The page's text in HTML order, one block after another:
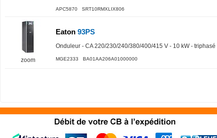
APC5870 SRT10RMXLIX806
zoom
Eaton 93PS
Onduleur - CA 220/230/240/380/400/415 V - 10 kW -
MGE2333 BA01AA206A01000000